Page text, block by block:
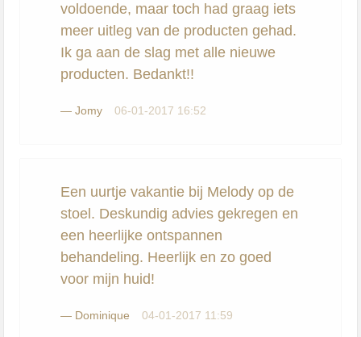
voldoende, maar toch had graag iets
meer uitleg van de producten gehad.
Ik ga aan de slag met alle nieuwe
producten. Bedankt!!
—Jomy 06-01-2017 16:52
Een uurtje vakantie bij Melody op de
stoel. Deskundig advies gekregen en
een heerlijke ontspannen
behandeling. Heerlijk en zo goed
voor mijn huid!
— Dominique 04-01-2017 11:59